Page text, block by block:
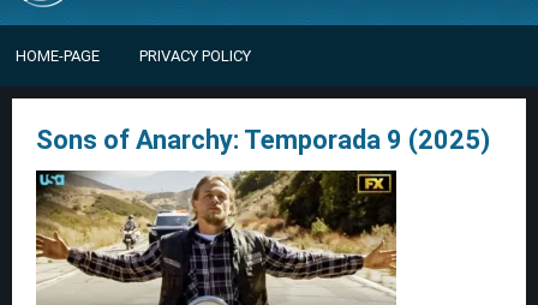
HOME-PAGE PRIVACY POLICY
Sons of Anarchy: Temporada 9 (2025)